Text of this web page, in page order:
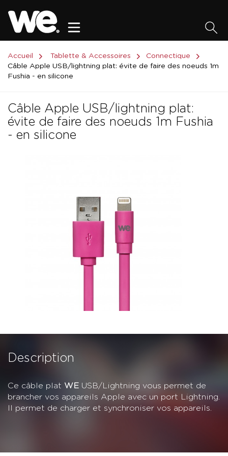
Accueil Tablette & Accessoires
Connectique
Câble Apple USB/lightning plat: évite de faire des noeuds 1m
Fushia - en silicone
Câble Apple USB/lightning plat:
évite de faire des noeuds 1m Fushia
- en silicone
Description
Ce câble plat WE USB/Lightning vous permet de
brancher vos appareils Apple avec un port Lightning.
Il permet de charger et synchroniser vos appareils.